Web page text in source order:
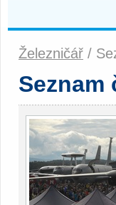
Železničář /
Seznam